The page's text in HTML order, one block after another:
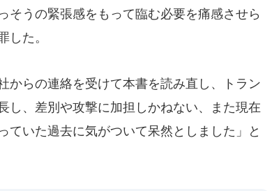
そうの緊張感をもって臨む必要を痛感させら
した。
らの連絡を受けて本書を読み直し、トラン
し、差別や攻撃に加担しかねない、また現在
ていた過去に気がついて呆然としました」と